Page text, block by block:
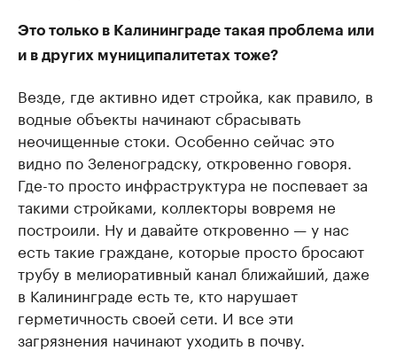
Это только в Калининграде такая проблема или
и в других муниципалитетах тоже?
Везде, где активно идет стройка, как правило, в
водные объекты начинают сбрасывать
неочищенные стоки. Особенно сейчас это
видно по Зеленоградску, откровенно говоря.
Где-то просто инфраструктура не поспевает за
такими стройками, коллекторы вовремя не
построили. Ну и давайте откровенно — у нас
есть такие граждане, которые просто бросают
трубу в мелиоративный канал ближайший, даже
в Калининграде есть те, кто нарушает
герметичность своей сети. И все эти
загрязнения начинают уходить в почву.